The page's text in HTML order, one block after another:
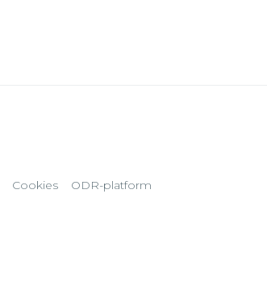
Cookies ODR-platform